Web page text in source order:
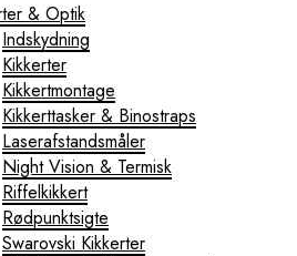
& Optik
Indskydning
Kikkerter
Kikkertmontage
Kikkerttasker & Binostraps
Laserafstandsmåler
Night Vision & Termisk
Riffelkikkert
Rødpunktsigte
Swarovski Kikkerter